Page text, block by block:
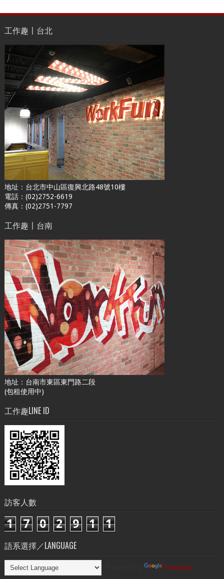
工作趣〡台北
地址：台北市中山區復興北路48號10樓
電話：(02)2752-6619
傳真：(02)2751-7797
工作趣〡台南
地址：台南市東區東門路二段
(包租使用中)
工作趣LINE ID
訪客人數
1 7 0 2 9 1 1
語系選擇／LANGUAGE
Translate